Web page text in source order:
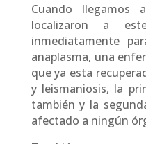
Cuando llegamos
localizaron a
inmediatamente
anaplasma, una
que ya esta
y leismaniosis, la
también y la
afectado a ningún